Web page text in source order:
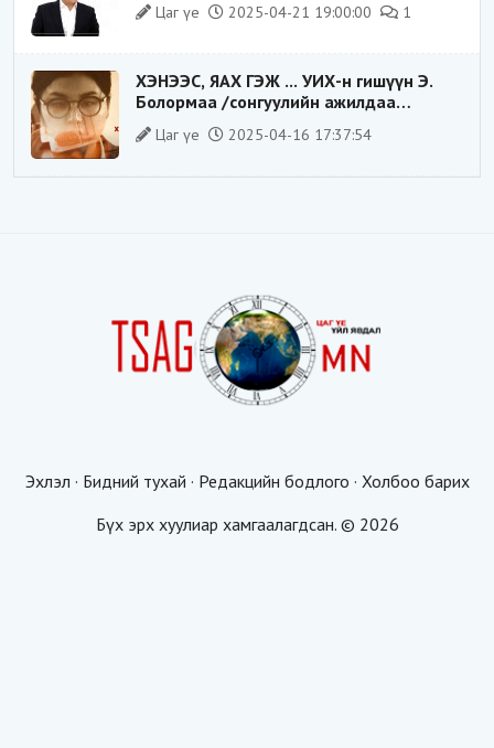
Цаг үе 2025-04-21 19:00:00 1
ХЭНЭЭС, ЯАХ ГЭЖ ... УИХ-н гишүүн Э.
Болормаа /сонгуулийн ажилдаа
гадаадын компаниас хандив авсан уу/
Цаг үе 2025-04-16 17:37:54
Эхлэл · Бидний тухай · Редакцийн бодлого · Холбоо барих
Бүх эрх хуулиар хамгаалагдсан. © 2026